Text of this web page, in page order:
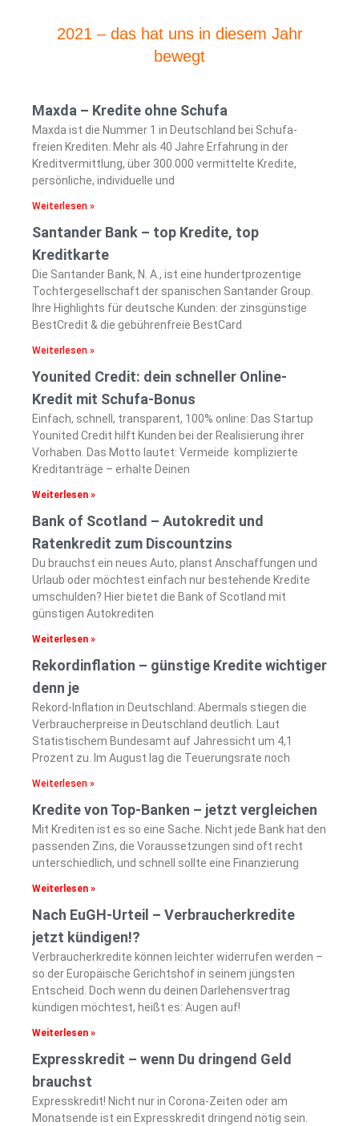
2021 – das hat uns in diesem Jahr
bewegt
Maxda – Kredite ohne Schufa
Maxda ist die Nummer 1 in Deutschland bei Schufa-
freien Krediten. Mehr als 40 Jahre Erfahrung in der
Kreditvermittlung, über 300.000 vermittelte Kredite,
persönliche, individuelle und
Weiterlesen »
Santander Bank – top Kredite, top
Kreditkarte
Die Santander Bank, N. A., ist eine hundertprozentige
Tochtergesellschaft der spanischen Santander Group.
Ihre Highlights für deutsche Kunden: der zinsgünstige
BestCredit & die gebührenfreie BestCard
Weiterlesen »
Younited Credit: dein schneller Online-
Kredit mit Schufa-Bonus
Einfach, schnell, transparent, 100% online: Das Startup
Younited Credit hilft Kunden bei der Realisierung ihrer
Vorhaben. Das Motto lautet: Vermeide komplizierte
Kreditanträge – erhalte Deinen
Weiterlesen »
Bank of Scotland – Autokredit und
Ratenkredit zum Discountzins
Du brauchst ein neues Auto, planst Anschaffungen und
Urlaub oder möchtest einfach nur bestehende Kredite
umschulden? Hier bietet die Bank of Scotland mit
günstigen Autokrediten
Weiterlesen »
Rekordinflation – günstige Kredite wichtiger
denn je
Rekord-Inflation in Deutschland: Abermals stiegen die
Verbraucherpreise in Deutschland deutlich. Laut
Statistischem Bundesamt auf Jahressicht um 4,1
Prozent zu. Im August lag die Teuerungsrate noch
Weiterlesen »
Kredite von Top-Banken – jetzt vergleichen
Mit Krediten ist es so eine Sache. Nicht jede Bank hat den
passenden Zins, die Voraussetzungen sind oft recht
unterschiedlich, und schnell sollte eine Finanzierung
Weiterlesen »
Nach EuGH-Urteil – Verbraucherkredite
jetzt kündigen!?
Verbraucherkredite können leichter widerrufen werden –
so der Europäische Gerichtshof in seinem jüngsten
Entscheid. Doch wenn du deinen Darlehensvertrag
kündigen möchtest, heißt es: Augen auf!
Weiterlesen »
Expresskredit – wenn Du dringend Geld
brauchst
Expresskredit! Nicht nur in Corona-Zeiten oder am
Monatsende ist ein Expresskredit dringend nötig sein.